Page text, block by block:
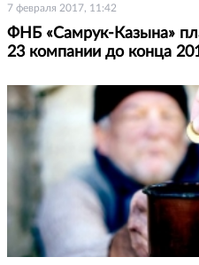
7 февраля 2017, 11:42
ФНБ «Самрук-Казына»
23 компании до конца